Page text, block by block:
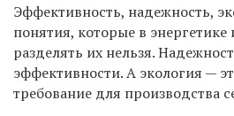
Эффективность, надежность,
понятия, которые в энергетике
разделять их нельзя.
эффективности. А экология —
требование для производства